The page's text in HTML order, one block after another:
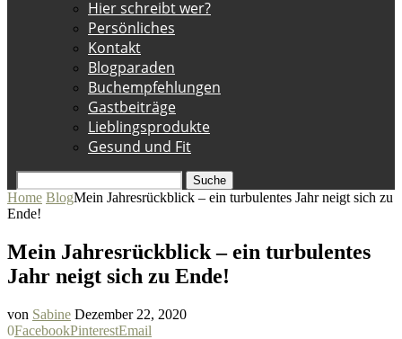
Hier schreibt wer?
Persönliches
Kontakt
Blogparaden
Buchempfehlungen
Gastbeiträge
Lieblingsprodukte
Gesund und Fit
Suche
Home BlogMein Jahresrückblick – ein turbulentes Jahr neigt sich zu
Ende!
Mein Jahresrückblick – ein turbulentes
Jahr neigt sich zu Ende!
von Sabine Dezember 22, 2020
0FacebookPinterestEmail